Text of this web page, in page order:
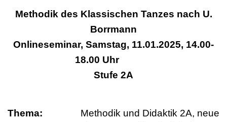
Methodik des Klassischen Tanzes nach U.
Borrmann
Onlineseminar, Samstag, 11.01.2025, 14.00-
18.00 Uhr
Stufe 2A
Thema: Methodik und Didaktik 2A, neue